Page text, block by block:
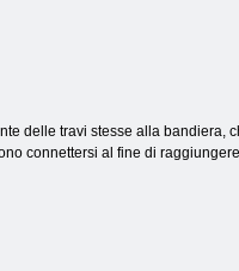
delle travi stesse alla bandiera,
connettersi al fine di